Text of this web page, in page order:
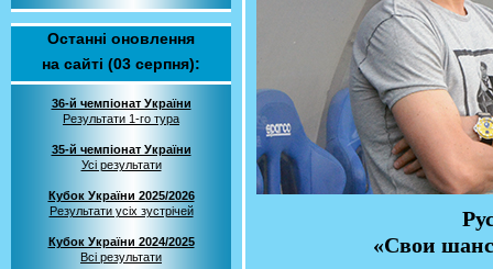
Останні оновлення
на сайті (03 серпня):
36-й чемпіонат України
Результати 1-го тура
35-й чемпіонат України
Усі результати
Кубок України 2025/2026
Результати усіх зустрічей
Кубок України 2024/2025
Всі результати
«Свои